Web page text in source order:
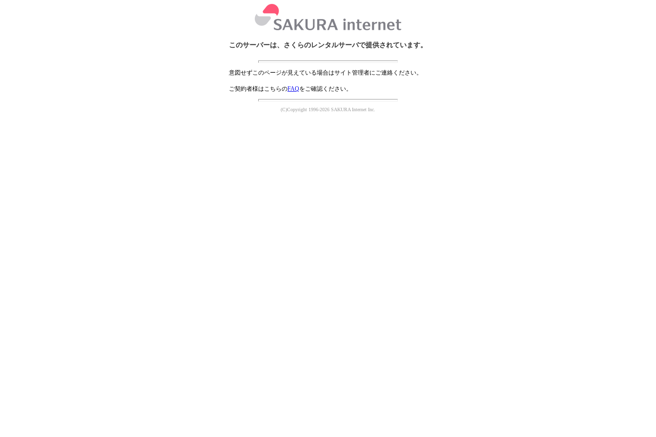
このサーバーは、さくらのレンタルサーバで提供されています。
意図せずこのページが見えている場合はサイト管理者にご連絡ください。
ご契約者様はこちらのFAQをご確認ください。
(C)Copyright 1996-2026 SAKURA Internet Inc.